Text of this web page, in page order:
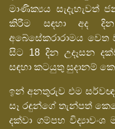
මාණික්‍යය සැදැහැවත්
කිරීම සඳහා අද
අබේසේකරාරාමය
සිට 18 දින උදෑසන
සඳහා කටයුතු සුදානම්
ඉන් අනතුරුව එම සර්වඥ
සෑ රඳුන්ගේ තැන්පත්
දක්වා ගම්පහ